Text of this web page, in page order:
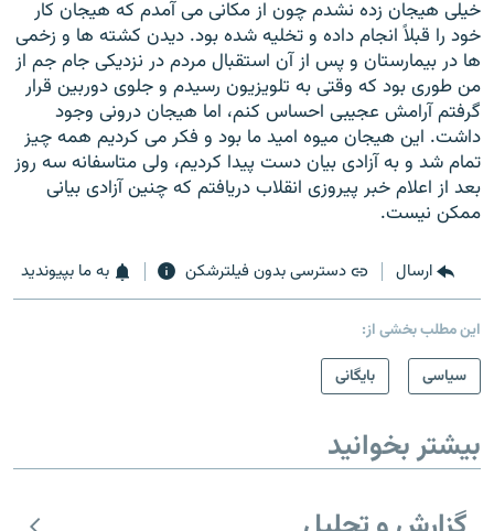
خيلی هيجان زده نشدم چون از مکانی می آمدم که هيجان کار
خود را قبلاً انجام داده و تخليه شده بود. ديدن کشته ها و زخمی
ها در بيمارستان و پس از آن استقبال مردم در نزديکی جام جم از
من طوری بود که وقتی به تلويزيون رسيدم و جلوی دوربين قرار
گرفتم آرامش عجيبی احساس کنم، اما هيجان درونی وجود
داشت. اين هيجان ميوه اميد ما بود و فکر می کرديم همه چيز
تمام شد و به آزادی بيان دست پيدا کرديم، ولی متاسفانه سه روز
بعد از اعلام خبر پيروزی انقلاب دريافتم که چنين آزادی بيانی
ممکن نيست.
ارسال دسترسی بدون فیلترشکن به ما بپیوندید
این مطلب بخشی از:
سیاسی
بایگانی
بیشتر بخوانید